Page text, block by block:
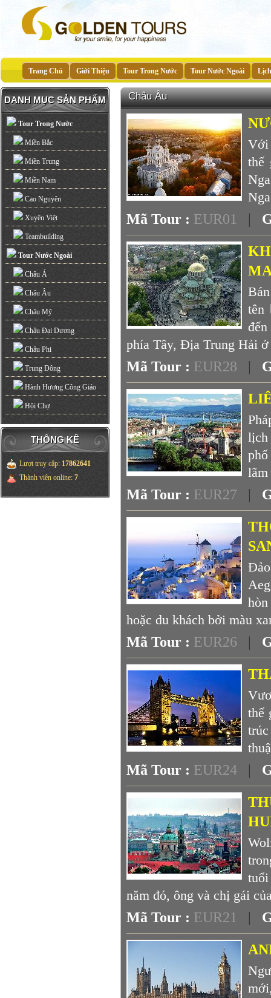
Trang Chủ Giới Thiệu Tour Trong Nước Tour Nước Ngoài
DANH MỤC SẢN PHẨM
Tour Trong Nước
Miền Bắc
Miền Trung
Miền Nam
Cao Nguyên
Xuyên Việt
Teambuilding
Tour Nước Ngoài
Châu Á
Châu Âu
Châu Mỹ
Châu Đại Dương
Châu Phi
Trung Đông
Hành Hương Công Giáo
Hội Chợ
THỐNG KÊ
Lượt truy cập: 17862641
Thành viên online: 7
Châu Âu
Với
thế
Mã Tour : EUR01 |
tên
phía Tây, Địa Trung Hải
Mã Tour : EUR28 |
lịch
lãm
Mã Tour : EUR27 |
hoặc du khách bởi màu
Mã Tour : EUR26 |
thế
Mã Tour : EUR24 |
năm đó, ông và chị gái
Mã Tour : EUR21 |